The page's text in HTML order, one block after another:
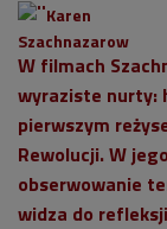
Karen
Szachnazarow
W filmach
wyraziste nurty:
pierwszym
Rewolucji. W
obserwowanie
widza do